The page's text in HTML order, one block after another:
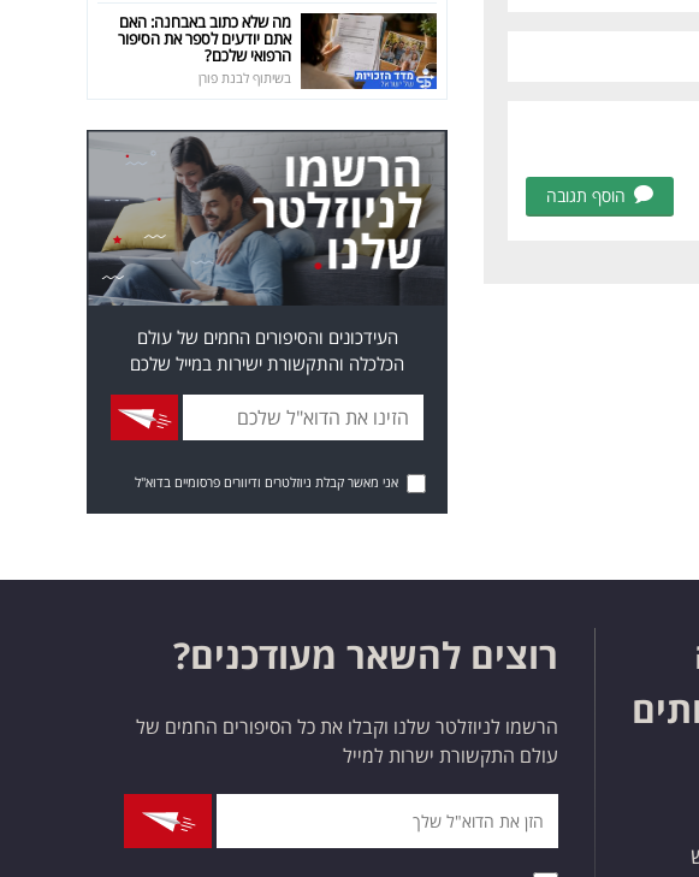
הוסף תגובה
מה שלא כתוב באבחנה: האם
אתם יודעים לספר את הסיפור
הרפואי שלכם?
בשיתוף לבנת פורן
העידכונים והסיפורים החמים של עולם
הכלכלה והתקשורת ישירות במייל שלכם
אני מאשר קבלת ניוזלטרים ודיוורים פרסומיים בדוא"ל
רוצים להשאר מעודכנים?
הרשמו לניוזלטר שלנו וקבלו את כל הסיפורים החמים של
עולם התקשורת ישרות למייל